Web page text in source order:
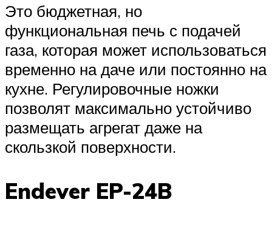
Это бюджетная, но
функциональная печь с подачей
газа, которая может использоваться
временно на даче или постоянно на
кухне. Регулировочные ножки
позволят максимально устойчиво
размещать агрегат даже на
скользкой поверхности.
Endever EP-24B